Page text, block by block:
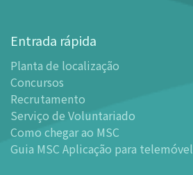
- Planta de localização
- Guia MSC Aplicação para telemóvel
Instalações
-
Mundo das Crianças
- Centro de Exibições
- Planetário
Entrada rápida
Planta de localização
Concursos
Recrutamento
Serviço de Voluntariado
Como chegar ao MSC
Guia MSC Aplicação para telemóvel